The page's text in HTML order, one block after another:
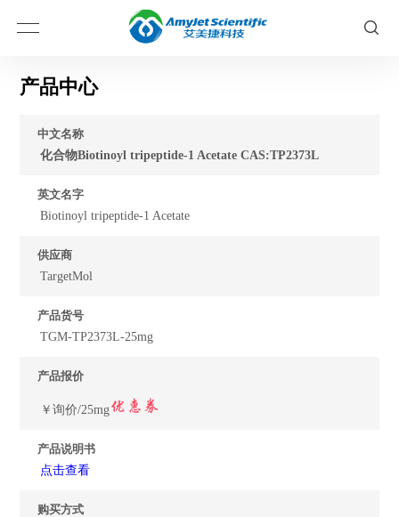
产品中心
中文名称
化合物Biotinoyl tripeptide-1 Acetate CAS:TP2373L
英文名字
Biotinoyl tripeptide-1 Acetate
供应商
TargetMol
产品货号
TGM-TP2373L-25mg
产品报价
￥询价/25mg
产品说明书
点击查看
购买方式